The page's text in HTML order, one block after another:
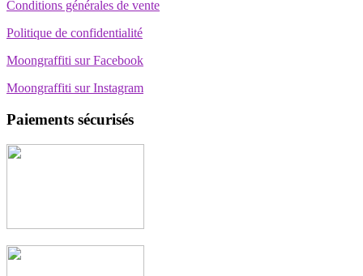
Conditions générales de vente
Politique de confidentialité
Moongraffiti sur Facebook
Moongraffiti sur Instagram
Paiements sécurisés